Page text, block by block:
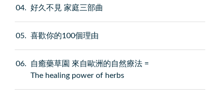
04 好久不見 家庭三部曲
05 喜歡你的100個理由
06
自癒藥草園 來自歐洲的自然療法 =
The healing power of herbs